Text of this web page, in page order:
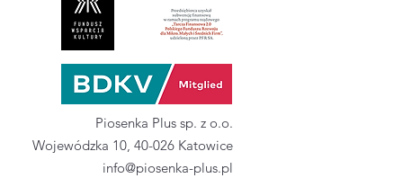
Piosenka Plus sp. z o.o.
Wojewódzka 10, 40-026 Katowice
info@piosenka-plus.pl